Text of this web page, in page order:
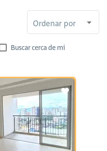
Ordenar por
Buscar cerca de mi